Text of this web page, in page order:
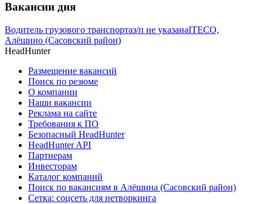
Вакансии дня
Водитель грузового транспортаз/п не указанаITECO,
Алёшино (Сасовский район)
HeadHunter
Размещение вакансий
Поиск по резюме
О компании
Наши вакансии
Реклама на сайте
Требования к ПО
Безопасный HeadHunter
HeadHunter API
Партнерам
Инвесторам
Каталог компаний
Поиск по вакансиям в Алёшина (Сасовский район)
Сетка: соцсеть для нетворкинга